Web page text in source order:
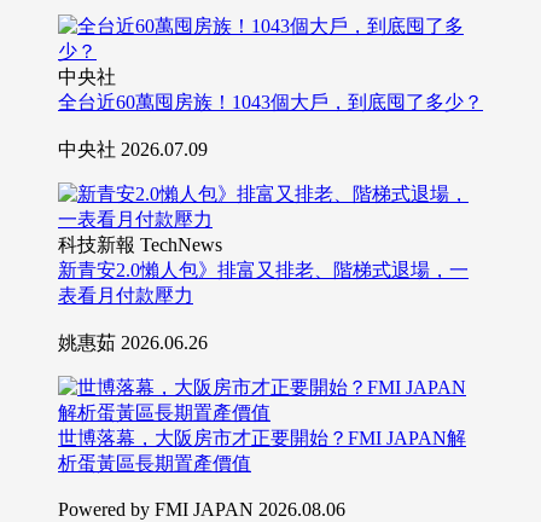
中央社
全台近60萬囤房族！1043個大戶，到底囤了多少？
中央社 2026.07.09
科技新報 TechNews
新青安2.0懶人包》排富又排老、階梯式退場，一
表看月付款壓力
姚惠茹 2026.06.26
世博落幕，大阪房市才正要開始？FMI JAPAN解
析蛋黃區長期置產價值
Powered by FMI JAPAN 2026.08.06